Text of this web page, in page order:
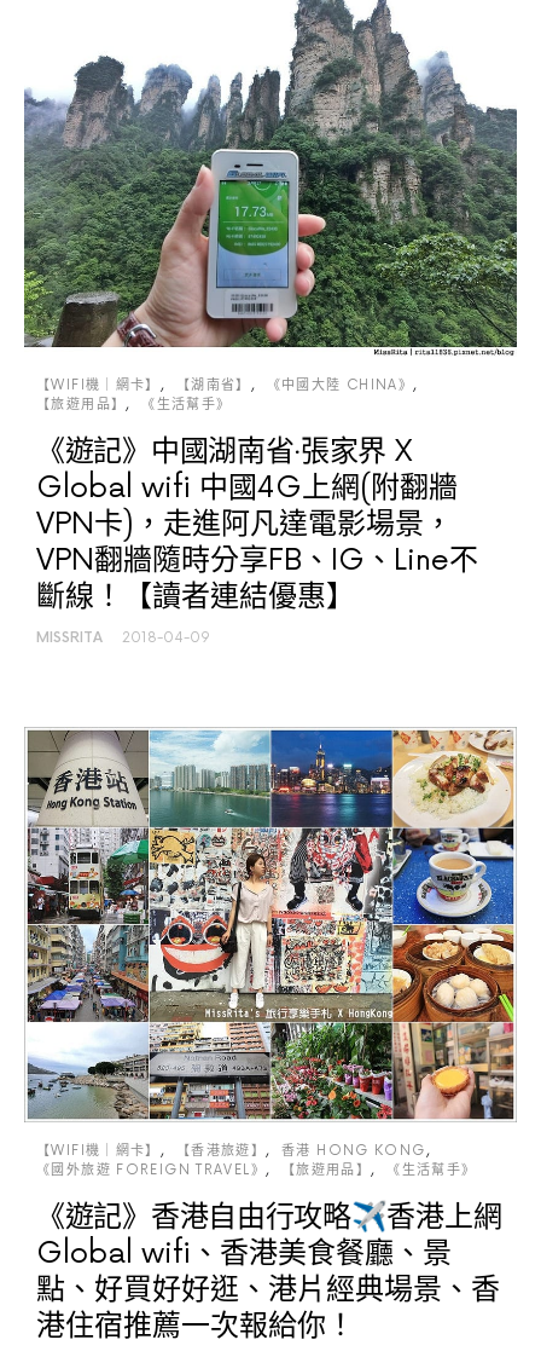
【WIFI機｜網卡】 【湖南省】
《中國大陸 CHINA》
【旅遊用品】
《生活幫手》
《遊記》中國湖南省‧張家界 X
Global wifi 中國4G上網(附翻牆
VPN卡)，走進阿凡達電影場景，
VPN翻牆隨時分享FB、IG、Line不
斷線！【讀者連結優惠】
MISSRITA 2018-04-09
【WIFI機｜網卡】 【香港旅遊】
香港 HONG KONG
《國外旅遊 FOREIGN TRAVEL》
【旅遊用品】 《生活幫手》
《遊記》香港自由行攻略✈香港上網
Global wifi、香港美食餐廳、景
點、好買好好逛、港片經典場景、香
港住宿推薦一次報給你！